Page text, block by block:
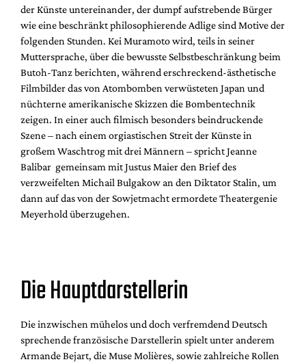
der Künste untereinander, der dumpf aufstrebende Bürger
wie eine beschränkt philosophierende Adlige sind Motive der
folgenden Stunden. Kei Muramoto wird, teils in seiner
Muttersprache, über die bewusste Selbstbeschränkung beim
Butoh-Tanz berichten, während erschreckend-ästhetische
Filmbilder das von Atombomben verwüsteten Japan und
nüchterne amerikanische Skizzen die Bombentechnik
zeigen. In einer auch filmisch besonders beindruckende
Szene – nach einem orgiastischen Streit der Künste in
großem Waschtrog mit drei Männern – spricht Jeanne
Balibar gemeinsam mit Justus Maier den Brief des
verzweifelten Michail Bulgakow an den Diktator Stalin, um
dann auf das von der Sowjetmacht ermordete Theatergenie
Meyerhold überzugehen.
Die Hauptdarstellerin
Die inzwischen mühelos und doch verfremdend Deutsch
sprechende französische Darstellerin spielt unter anderem
Armande Bejart, die Muse Molières, sowie zahlreiche Rollen